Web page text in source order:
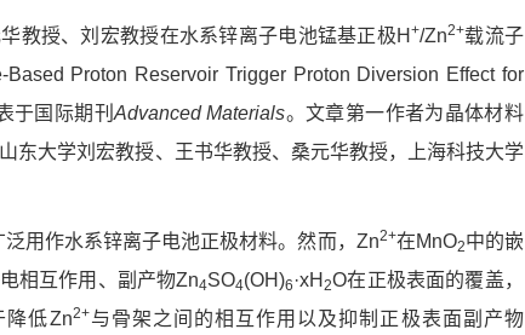
教授、刘宏教授在水系锌离子电池锰基正极H +/Zn2+载流子
Proton Reservoir Trigger Proton Diversion Effect for
于国际期刊 Advanced Materials。文章第一作者为晶体材料
东大学刘宏教授、王书华教授、桑元华教授，上海科技大学
用作水系锌离子电池正极材料。然而，Zn2+在MnO2中的嵌
相互作用、副产物Zn4SO4(OH)6 ·xH2O在正极表面的覆盖，
降低Zn2+与骨架之间的相互作用以及抑制正极表面副产物